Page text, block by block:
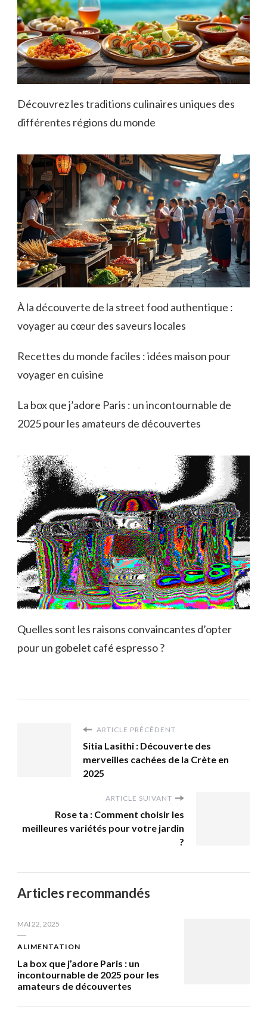
Découvrez les traditions culinaires uniques des
différentes régions du monde
À la découverte de la street food authentique :
voyager au cœur des saveurs locales
Recettes du monde faciles : idées maison pour
voyager en cuisine
La box que j’adore Paris : un incontournable de
2025 pour les amateurs de découvertes
Quelles sont les raisons convaincantes d’opter
pour un gobelet café espresso ?
ARTICLE PRÉCÉDENT
Sitia Lasithi : Découverte des
merveilles cachées de la Crète en
2025
ARTICLE SUIVANT
Rose ta : Comment choisir les
meilleures variétés pour votre jardin
?
Articles recommandés
MAI 22, 2025
ALIMENTATION
La box que j’adore Paris : un
incontournable de 2025 pour les
amateurs de découvertes